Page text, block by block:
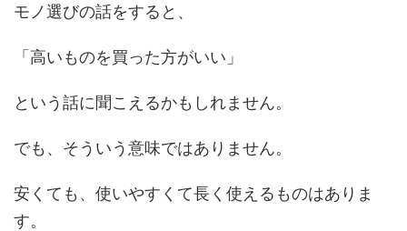
モノ選びの話をすると、
「高いものを買った方がいい」
という話に聞こえるかもしれません。
でも、そういう意味ではありません。
安くても、使いやすくて長く使えるものはありま
す。